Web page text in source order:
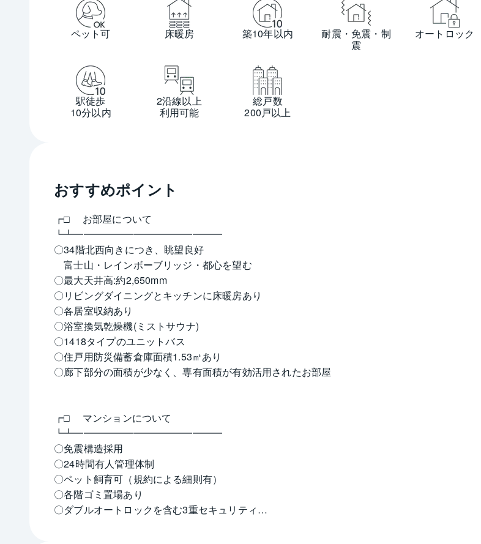
ペット可 床暖房 築10年以内
耐震・免震・制
震
オートロック
駅徒歩
10分以内
2沿線以上
利用可能
総戸数
200戸以上
おすすめポイント
┏□ 　お部屋について
┗┻━━━━━━━━━━━━━━━
〇34階北西向きにつき、眺望良好
富士山・レインボーブリッジ・都心を望む
〇最大天井高:約2,650mm
〇リビングダイニングとキッチンに床暖房あり
〇各居室収納あり
〇浴室換気乾燥機(ミストサウナ)
〇1418タイプのユニットバス
〇住戸用防災備蓄倉庫面積1.53㎡あり
〇廊下部分の面積が少なく、専有面積が有効活用されたお部屋
┏□ 　マンションについて
┗┻━━━━━━━━━━━━━━━
〇免震構造採用
〇24時間有人管理体制
〇ペット飼育可（規約による細則有）
〇各階ゴミ置場あり
〇ダブルオートロックを含む3重セキュリティ